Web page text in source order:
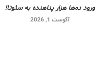
ورود ده‌ها هزار پناهنده به سئوتا!
آگوست 1, 2026